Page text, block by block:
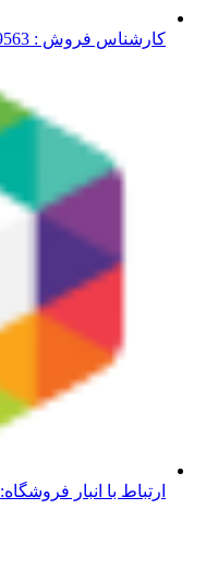
کارشناس فروش : 09134849563
ارتباط با انبار فروشگاه: 09132848814